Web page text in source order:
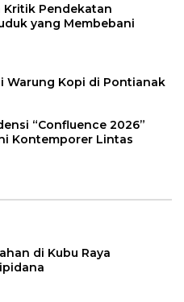
Kritik Pendekatan
yang Membebani
Warung Kopi di Pontianak
“Confluence 2026”
Kontemporer Lintas
di Kubu Raya